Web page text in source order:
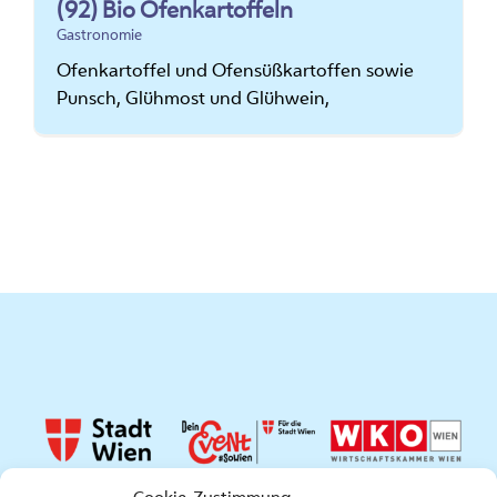
(92) Bio Ofenkartoffeln
Gastronomie
Ofenkartoffel und Ofensüßkartoffen sowie
Punsch, Glühmost und Glühwein,